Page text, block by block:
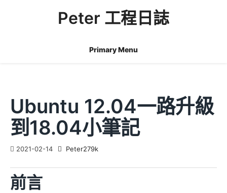
Peter 工程日誌
Primary Menu
Ubuntu 12.04一路升級
到18.04小筆記
2021-02-14 Peter279k
前言